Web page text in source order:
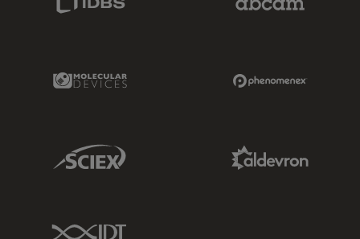
Molecular Devices Link
Sciex Link
IDT Link